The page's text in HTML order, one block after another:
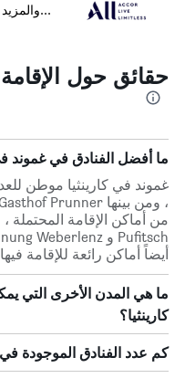
...والمزيد
حقائق حول
ما أفضل الفنادق في غموند
غموند في كارينثيا موطن
أيضاً أماكن رائعة للإقامة
ما هي المدن الأخرى التي
كارينثيا؟
كم عدد الفنادق الموجودة في